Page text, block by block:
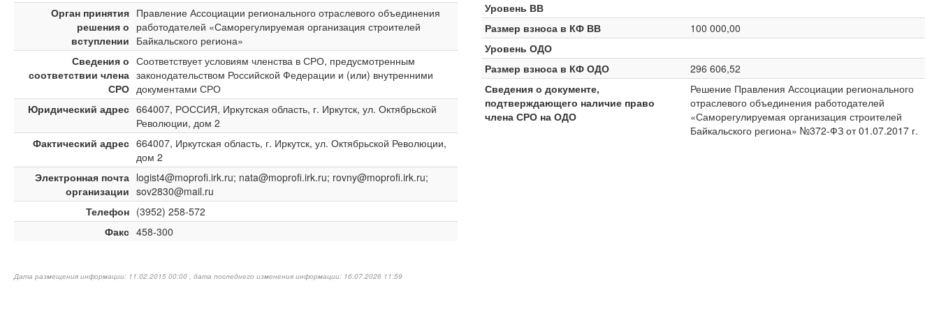
Орган принятия
решения о
вступлении
Правление Ассоциации регионального отраслевого объединения
работодателей «Саморегулируемая организация строителей
Байкальского региона»
Сведения о
соответствии члена
СРО
Соответствует условиям членства в СРО, предусмотренным
законодательством Российской Федерации и (или) внутренними
документами СРО
Юридический адрес 664007, РОССИЯ, Иркутская область, г. Иркутск, ул. Октябрьской
Революции, дом 2
Фактический адрес 664007, Иркутская область, г. Иркутск, ул. Октябрьской Революции,
дом 2
Электронная почта
организации
logist4@moprofi.irk.ru; nata@moprofi.irk.ru; rovny@moprofi.irk.ru;
sov2830@mail.ru
Телефон (3952) 258-572
Факс 458-300
Уровень ВВ
Размер взноса в КФ ВВ
100 000,00
Уровень ОДО
Размер взноса в КФ ОДО
296 606,52
Сведения о документе,
подтверждающего наличие право
члена СРО на ОДО
Решение Правления Ассоциации регионального
отраслевого объединения работодателей
«Саморегулируемая организация строителей
Байкальского региона» №372-ФЗ от 01.07.2017 г.
Дата размещения информации: 11.02.2015 00:00 , дата последнего изменения информации: 16.07.2026 11:59